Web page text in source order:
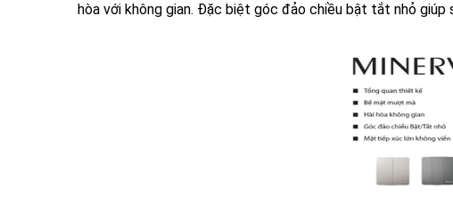
hòa với không gian. Đặc biệt góc đảo chiều bật tắt nhỏ giúp